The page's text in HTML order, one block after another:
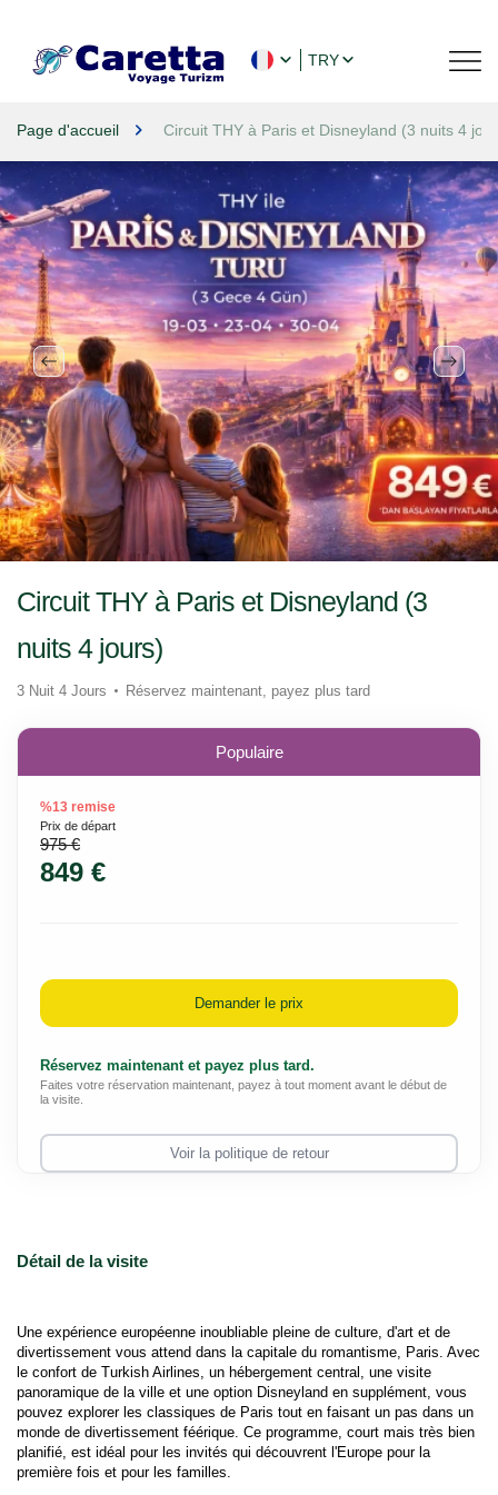
TRY
Page d'accueil Circuit THY à Paris et Disneyland (3 nuits 4
Détail de la visite
Une expérience européenne inoubliable pleine de culture, d'art et de
divertissement vous attend dans la capitale du romantisme, Paris. Avec
le confort de Turkish Airlines, un hébergement central, une visite
panoramique de la ville et une option Disneyland en supplément, vous
pouvez explorer les classiques de Paris tout en faisant un pas dans un
monde de divertissement féérique. Ce programme, court mais très bien
planifié, est idéal pour les invités qui découvrent l'Europe pour la
première fois et pour les familles.
Circuit THY à Paris et Disneyland (3
nuits 4 jours)
3 Nuit 4 Jours Réservez maintenant, payez plus tard
Populaire
%13 remise
Prix ​​de départ
975 €
849 €
Demander le prix
Réservez maintenant et payez plus tard.
Faites votre réservation maintenant, payez à tout moment avant le début de
la visite.
Voir la politique de retour